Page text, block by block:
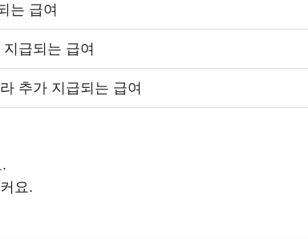
는 급여
급되는 급여
추가 지급되는 급여
요.